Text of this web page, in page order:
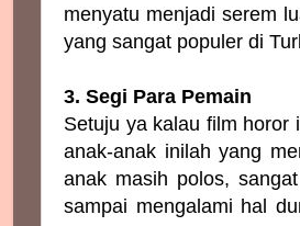
menyatu menjadi serem
yang sangat populer di
3. Segi Para Pemain
Setuju ya kalau film horor
anak-anak inilah yang
anak masih polos,
sampai mengalami hal